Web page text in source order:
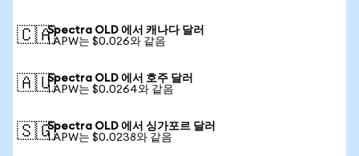
🇨🇦Spectra OLD 에서 캐나다 달러
1 APW는 $0.026와 같음
🇦🇺Spectra OLD 에서 호주 달러
1 APW는 $0.0264와 같음
🇸🇬Spectra OLD 에서 싱가포르 달러
1 APW는 $0.0238와 같음